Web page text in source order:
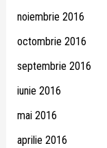
noiembrie 2016
octombrie 2016
septembrie 2016
iunie 2016
mai 2016
aprilie 2016